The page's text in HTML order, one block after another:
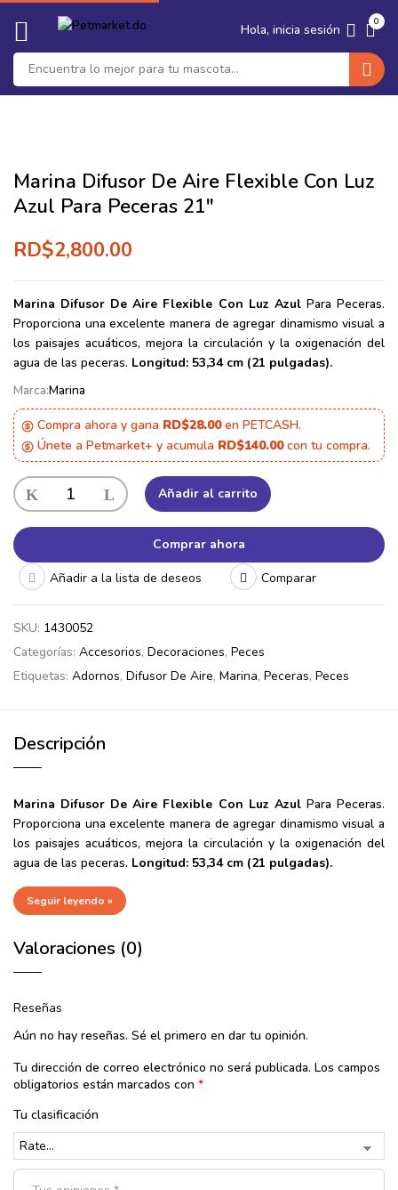
🐶 Seguro Medico para tu Perro · ›
Hola, inicia sesión 0
Marina Difusor De Aire Flexible Con Luz
Azul Para Peceras 21″
RD$2,800.00
Marina Difusor De Aire Flexible Con Luz AzulPara Peceras.
Proporciona una excelente manera de agregar dinamismo visual a
los paisajes acuáticos, mejora la circulación y la oxigenación del
agua de las peceras. Longitud: 53,34 cm (21 pulgadas).
Marca:Marina
Compra ahora y gana RD$28.00en PETCASH.
Únete a Petmarket+ y acumula RD$140.00con tu compra.
Marina
Difusor
De
Aire
Flexible
Con
Luz
Azul
Para
Peceras
21"
Añadir al carrito
Comprar ahora
Añadir a la lista de deseos
Comparar
SKU: 1430052
Categorías: Accesorios, Decoraciones, Peces
Etiquetas: Adornos, Difusor De Aire, Marina, Peceras, Peces
Descripción
Marina Difusor De Aire Flexible Con Luz AzulPara Peceras.
Proporciona una excelente manera de agregar dinamismo visual a
los paisajes acuáticos, mejora la circulación y la oxigenación del
agua de las peceras. Longitud: 53,34 cm (21 pulgadas).
Seguir leyendo »
Valoraciones (0)
Reseñas
Aún no hay reseñas. Sé el primero en dar tu opinión.
Tu dirección de correo electrónico no será publicada. Los campos
obligatorios están marcados con *
Tu clasificación